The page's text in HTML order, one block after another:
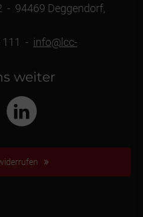
- 94469 Deggendorf,
111 - info@lcc-
weiter